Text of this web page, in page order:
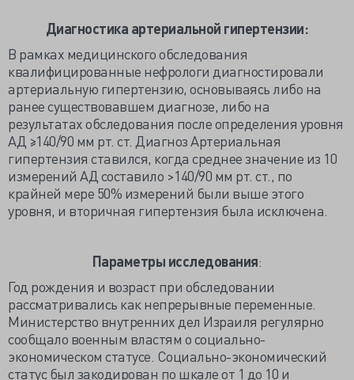
Диагностика артериальной гипертензии:
В рамках медицинского обследования
квалифицированные нефрологи диагностировали
артериальную гипертензию, основываясь либо на
ранее существовавшем диагнозе, либо на
результатах обследования после определения уровня
АД ≥140/90 мм рт. ст. Диагноз Артериальная
гипертензия ставился, когда среднее значение из 10
измерений АД составило >140/90 мм рт. ст., по
крайней мере 50% измерений были выше этого
уровня, и вторичная гипертензия была исключена.
Параметры исследования:
Год рождения и возраст при обследовании
рассматривались как непрерывные переменные.
Министерство внутренних дел Израиля регулярно
сообщало военным властям о социально-
экономическом статусе. Социально-экономический
статус был закодирован по шкале от 1 до 10 и